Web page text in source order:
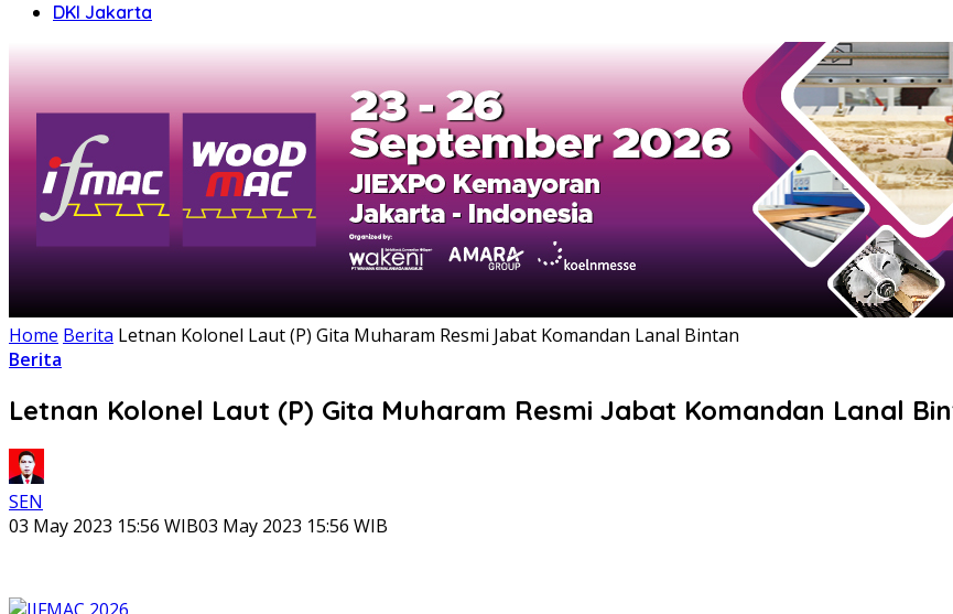
DKI Jakarta
Home Berita Letnan Kolonel Laut (P) Gita Muharam Resmi Jabat Komandan Lanal Bintan
Berita
Letnan Kolonel Laut (P) Gita Muharam Resmi Jabat Komandan Lanal
SEN
03 May 2023 15:56 WIB03 May 2023 15:56 WIB